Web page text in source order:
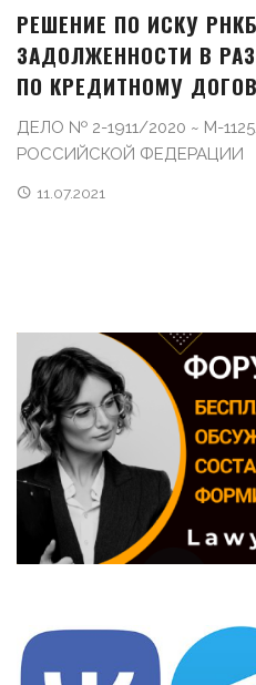
РЕШЕНИЕ ПО ИСКУ
ЗАДОЛЖЕННОСТИ В
ПО КРЕДИТНОМУ
ДЕЛО № 2-1911/2020 ~ М-
РОССИЙСКОЙ ФЕДЕРАЦИИ
11.07.2021